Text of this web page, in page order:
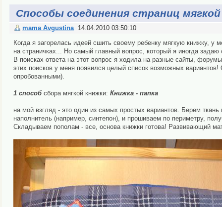
Способы соединения страниц
mama Avgustina 14.04.2010 03:50:10
Когда я загорелась идеей сшить своему ребенку мягкую книжку, у
на страничках... Но самый главный вопрос, который я иногда задаю
В поисках ответа на этот вопрос я ходила на разные сайты,
этих поисков у меня появился целый список возможных
опробованными).
1 способ сбора мягкой книжки: Книжка - папка
на мой взгляд - это один из самых простых вариантов. Берем
наполнитель (например, синтепон), и прошиваем по периметру,
Складываем пополам - все, основа книжки готова! Развивающий